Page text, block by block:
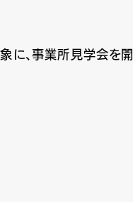
、事業所見学会を開